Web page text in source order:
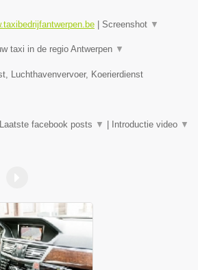
Screenshot ▼
taxi in de regio Antwerpen ▼
Luchthavenvervoer, Koerierdienst
Laatste facebook posts ▼ Introductie video ▼